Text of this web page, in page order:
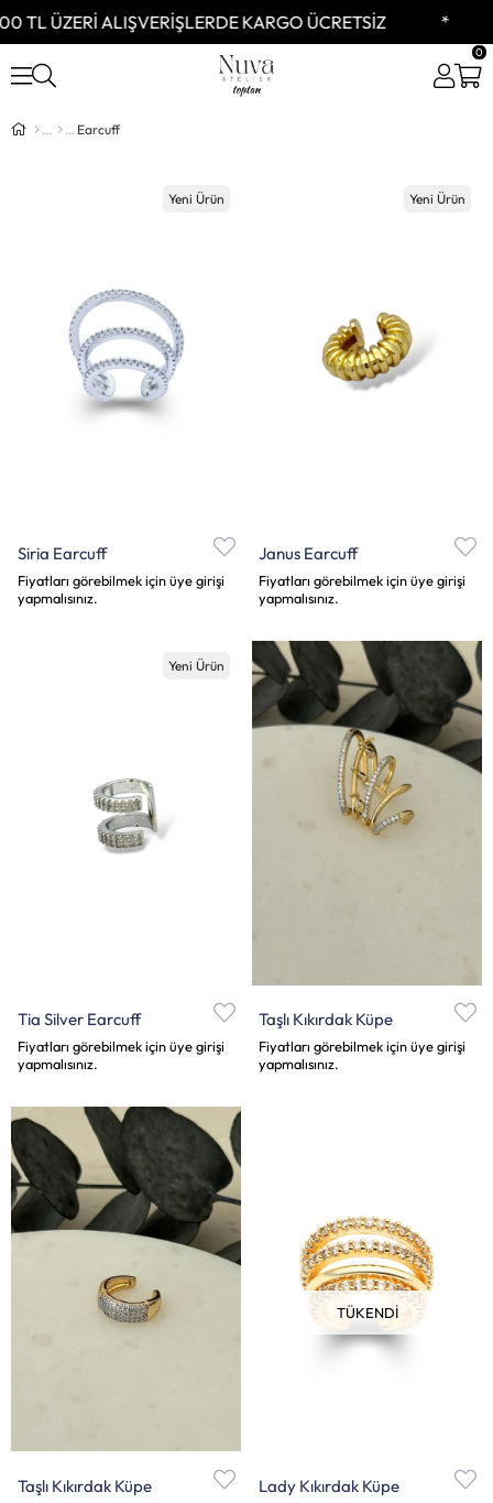
ÜZERİ ALIŞVERİŞLERDE KARGO ÜCRETSİZ
0
Earcuff
Siria Earcuff
Fiyatları görebilmek için üye girişi
yapmalısınız.
Yeni Ürün
Janus Earcuff
Fiyatları görebilmek için üye girişi
yapmalısınız.
Yeni Ürün
Tia Silver Earcuff
Fiyatları görebilmek için üye girişi
yapmalısınız.
Yeni Ürün
Taşlı Kıkırdak Küpe
Fiyatları görebilmek için üye girişi
yapmalısınız.
Taşlı Kıkırdak Küpe
TÜKENDI
Lady Kıkırdak Küpe